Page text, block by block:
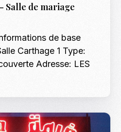
Salle de mariage
de base
Carthage 1 Type:
Adresse: LES